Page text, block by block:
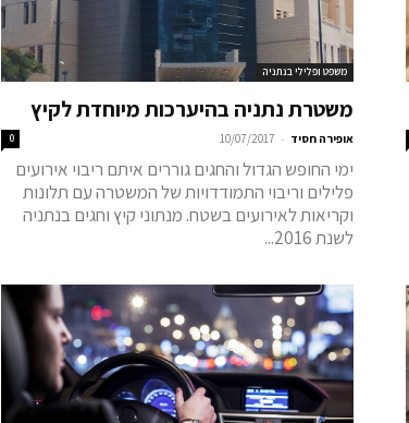
משפט ופלילי בנתניה
משטרת נתניה בהיערכות מיוחדת לקיץ
אופירה חסיד -
10/07/2017
0
ימי החופש הגדול והחגים גוררים איתם ריבוי אירועים
פלילים וריבוי התמודדויות של המשטרה עם תלונות
וקריאות לאירועים בשטח. מנתוני קיץ וחגים בנתניה
לשנת 2016...